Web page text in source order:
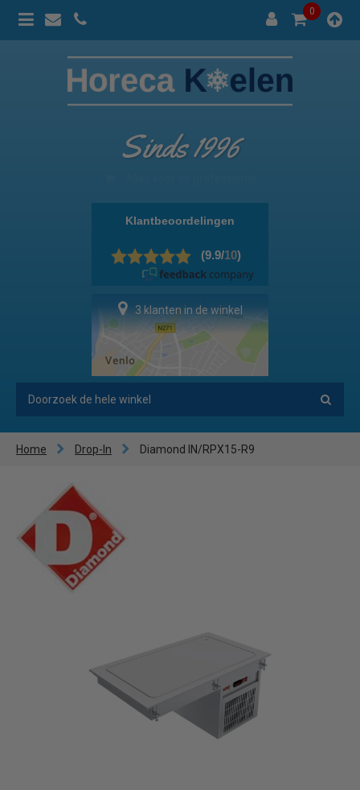
0
Sinds 1996
3 klanten in de winkel
Home Drop-In Diamond IN/RPX15-R9